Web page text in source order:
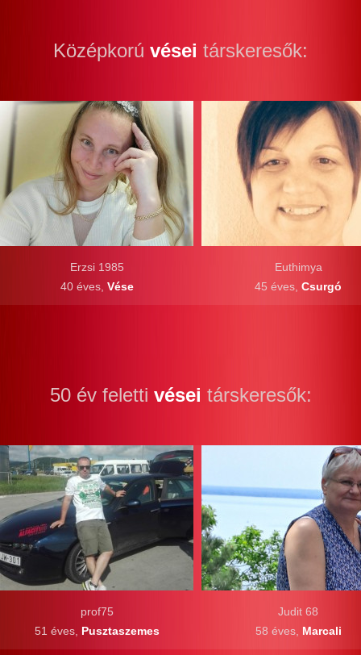
Középkorú vései társkeresők:
Erzsi 1985
40 éves, Vése
Euthimya
45 éves, Csurgó
50 év feletti vései társkeresők:
Judit 68
58 éves, Marcali
prof75
51 éves, Pusztaszemes